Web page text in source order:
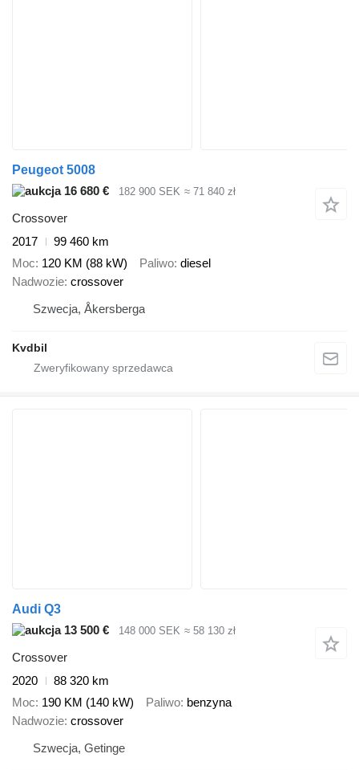
Peugeot 5008
16 680 €
182 900 SEK ≈ 71 840 zł
Crossover
2017
99 460 km
Moc 120 KM (88 kW) Paliwo diesel
Nadwozie crossover
Szwecja, Åkersberga
Kvdbil
Audi Q3
13 500 €
148 000 SEK ≈ 58 130 zł
Crossover
2020
88 320 km
Moc 190 KM (140 kW) Paliwo benzyna
Nadwozie crossover
Szwecja, Getinge